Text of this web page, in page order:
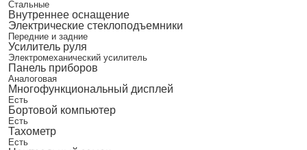
Стальные
Внутреннее оснащение
Электрические стеклоподъемники
Передние и задние
Усилитель руля
Электромеханический усилитель
Панель приборов
Аналоговая
Многофункциональный дисплей
Есть
Бортовой компьютер
Есть
Тахометр
Есть